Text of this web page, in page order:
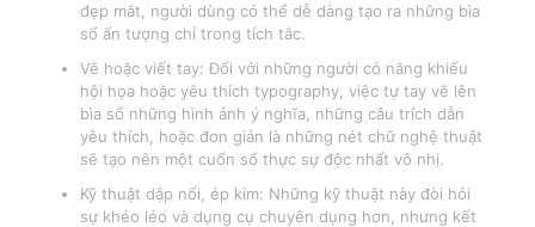
đẹp mắt, người dùng có thể dễ dàng tạo ra những bìa
sổ ấn tượng chỉ trong tích tắc.
Vẽ hoặc viết tay: Đối với những người có năng khiếu
hội họa hoặc yêu thích typography, việc tự tay vẽ lên
bìa sổ những hình ảnh ý nghĩa, những câu trích dẫn
yêu thích, hoặc đơn giản là những nét chữ nghệ thuật
sẽ tạo nên một cuốn sổ thực sự độc nhất vô nhị.
Kỹ thuật dập nổi, ép kim: Những kỹ thuật này đòi hỏi
sự khéo léo và dụng cụ chuyên dụng hơn, nhưng kết